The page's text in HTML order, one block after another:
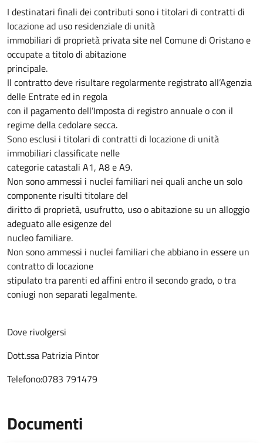
I destinatari finali dei contributi sono i titolari di contratti di
locazione ad uso residenziale di unità
immobiliari di proprietà privata site nel Comune di Oristano e
occupate a titolo di abitazione
principale.
Il contratto deve risultare regolarmente registrato all’Agenzia
delle Entrate ed in regola
con il pagamento dell’Imposta di registro annuale o con il
regime della cedolare secca.
Sono esclusi i titolari di contratti di locazione di unità
immobiliari classificate nelle
categorie catastali A1, A8 e A9.
Non sono ammessi i nuclei familiari nei quali anche un solo
componente risulti titolare del
diritto di proprietà, usufrutto, uso o abitazione su un alloggio
adeguato alle esigenze del
nucleo familiare.
Non sono ammessi i nuclei familiari che abbiano in essere un
contratto di locazione
stipulato tra parenti ed affini entro il secondo grado, o tra
coniugi non separati legalmente.
Dove rivolgersi
Dott.ssa Patrizia Pintor
Telefono:0783 791479
Documenti